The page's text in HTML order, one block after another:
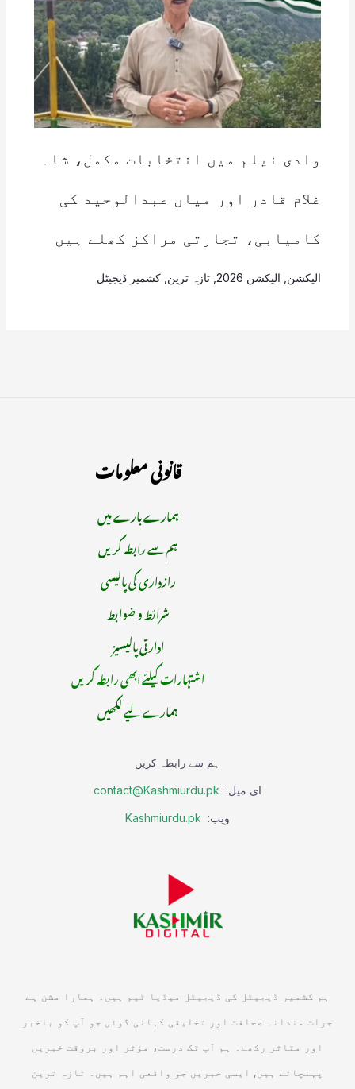
وادی نیلم میں انتخابات مکمل، شاہ
غلام قادر اور میاں عبدالوحید کی
کامیابی، تجارتی مراکز کھلے ہیں
الیکشن الیکشن 2026 , تازہ ترین کشمیر ڈیجیٹل
قانونی معلومات
ہمارے بارے میں
ہم سے رابطہ کریں
رازداری کی پالیسی
شرائط و ضوابط
ادارتی پالیسیز
اشتہارات کیلئے ابھی رابطہ کریں
ہمارے لیے لکھیں
ہم سے رابطہ کریں
ای میل: contact@Kashmiurdu.pk
ویب: Kashmiurdu.pk
ہم کشمیر ڈیجیٹل کی ڈیجیٹل میڈیا ٹیم ہیں۔ ہمارا مشن ہے
جرات مندانہ صحافت اور تخلیقی کہانی گوئی جو آپ کو باخبر
اور متاثر رکھے۔ ہم آپ تک درست، مؤثر اور بروقت خبریں
پہنچاتے ہیں, ایسی خبریں جو واقعی اہم ہیں۔ تازہ ترین